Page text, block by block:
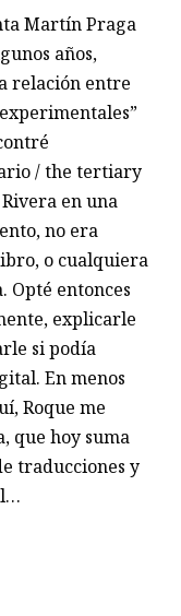
Martín Praga
años,
relación entre
/ the tertiary
en una
no era
o cualquiera
Opté entonces
explicarle
si podía
En menos
Roque me
que hoy suma
traducciones y